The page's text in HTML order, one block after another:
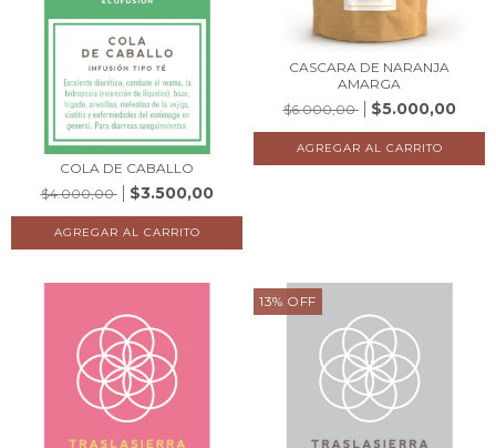
COLA DE CABALLO
$4.000,00
$3.500,00
CASCARA DE NARANJA
AMARGA
$6.000,00
$5.000,00
13% OFF